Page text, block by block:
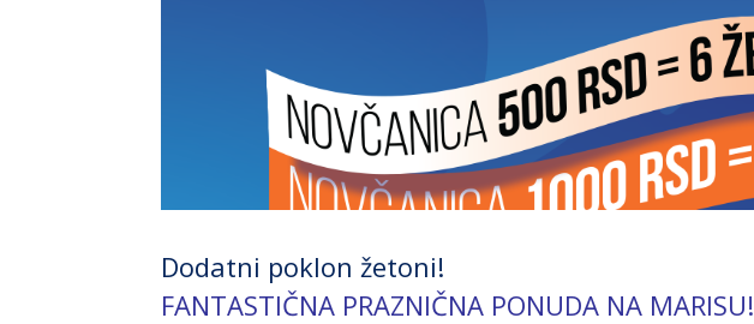
Dodatni poklon žetoni!
FANTASTIČNA PRAZNIČNA PONUDA NA MARISU!